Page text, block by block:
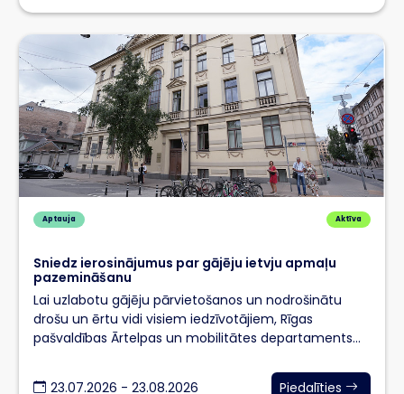
Aptauja Aktīva
Sniedz ierosinājumus par gājēju ietvju apmaļu
pazemināšanu
Lai uzlabotu gājēju pārvietošanos un nodrošinātu
drošu un ērtu vidi visiem iedzīvotājiem, Rīgas
pašvaldības Ārtelpas un mobilitātes departaments
23.07.2026 - 23.08.2026
Piedalīties